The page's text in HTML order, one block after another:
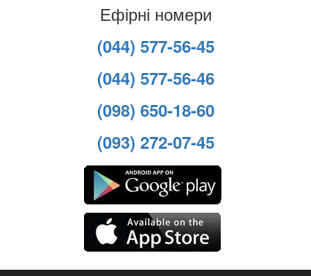
Ефірні номери
(044) 577-56-45
(044) 577-56-46
(098) 650-18-60
(093) 272-07-45